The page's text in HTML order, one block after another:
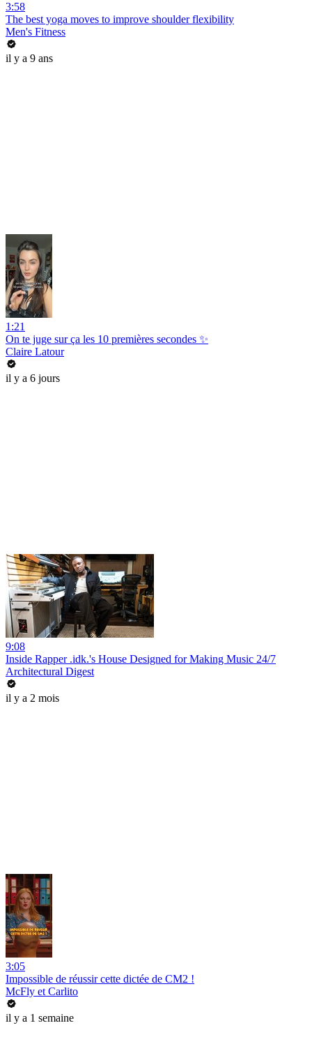
3:58
The best yoga moves to improve shoulder flexibility
Men's Fitness
il y a 9 ans
1:21
On te juge sur ça les 10 premières secondes ✨
Claire Latour
il y a 6 jours
9:08
Inside Rapper .idk.'s House Designed for Making Music 24/7
Architectural Digest
il y a 2 mois
3:05
Impossible de réussir cette dictée de CM2 !
McFly et Carlito
il y a 1 semaine